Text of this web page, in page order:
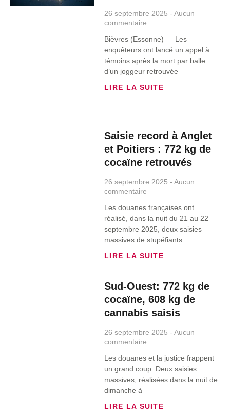
26 septembre 2025 Aucun
commentaire
Bièvres (Essonne) — Les
enquêteurs ont lancé un appel à
témoins après la mort par balle
d’un joggeur retrouvée
LIRE LA SUITE
Saisie record à Anglet
et Poitiers : 772 kg de
cocaïne retrouvés
26 septembre 2025 Aucun
commentaire
Les douanes françaises ont
réalisé, dans la nuit du 21 au 22
septembre 2025, deux saisies
massives de stupéfiants
LIRE LA SUITE
Sud-Ouest: 772 kg de
cocaïne, 608 kg de
cannabis saisis
26 septembre 2025 Aucun
commentaire
Les douanes et la justice frappent
un grand coup. Deux saisies
massives, réalisées dans la nuit de
dimanche à
LIRE LA SUITE